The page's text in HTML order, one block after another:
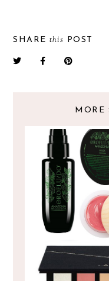
SHAREthis POST
MORE
AS